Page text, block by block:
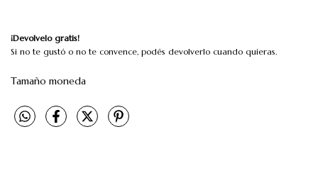
¡Devolvelo gratis!
Si no te gustó o no te convence, podés devolverlo cuando quieras.
Tamaño moneda